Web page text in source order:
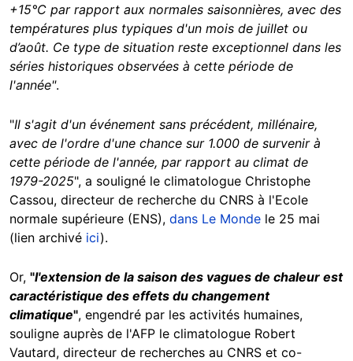
+15°C par rapport aux normales saisonnières, avec des
températures plus typiques d'un mois de juillet ou
d’août. Ce type de situation reste exceptionnel dans les
séries historiques observées à cette période de
l'année".
"Il s'agit d'un événement sans précédent, millénaire,
avec de l'ordre d'une chance sur 1.000 de survenir à
cette période de l'année, par rapport au climat de
1979-2025", a souligné le climatologue Christophe
Cassou, directeur de recherche du CNRS à l'Ecole
normale supérieure (ENS), dans Le Monde le 25 mai
(lien archivé ici).
Or, "l'extension de la saison des vagues de chaleur est
caractéristique des effets du changement
climatique", engendré par les activités humaines,
souligne auprès de l'AFP le climatologue Robert
Vautard, directeur de recherches au CNRS et co-